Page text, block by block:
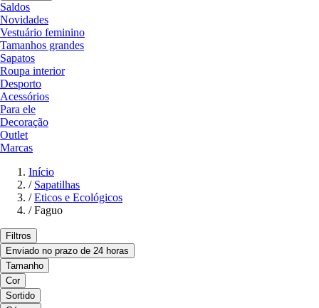
Saldos
Novidades
Vestuário feminino
Tamanhos grandes
Sapatos
Roupa interior
Desporto
Acessórios
Para ele
Decoração
Outlet
Marcas
Início
/ Sapatilhas
/ Eticos e Ecológicos
/ Faguo
Filtros
Enviado no prazo de 24 horas
Tamanho
Cor
Sortido